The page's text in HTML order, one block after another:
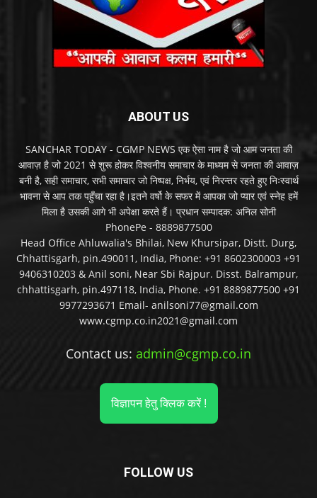
ABOUT US
SANCHAR TODAY - CGMP NEWS एक ऐसा नाम है जो आम जनता की
आवाज़ है जो 2021 से शुरू होकर विश्वनीय समाचार के माध्यम से जनता की आवाज़
बनी है, सही समाचार, सभी समाचार जो निष्पक्ष, निर्भय, एवं निरन्तर रहते हुए निःस्वार्थ
भावना से आप तक पहुँचा रहा है।इतने वर्षो के सफर में आपका जो प्यार एवं स्नेह हमें
मिला है उसकी आगे भी अपेक्षा करते हैं। प्रधान सम्पादक: अनिल सोनी
PhonePe - 8889877500
Head Office Ahluwalia's Bhilai, New Khursipar, Distt. Durg,
Chhattisgarh, pin.490011, India, Phone: +91 8602300003 +91
9406310203 & Anil soni, Near Sbi Rajpur. Disst. Balrampur,
chhattisgarh, pin.497118, India, Phone. +91 8889877500 +91
9977293671 Email- anilsoni77@gmail.com
www.cgmp.co.in2021@gmail.com
Contact us: admin@cgmp.co.in
विज्ञापन हेतु क्लिक करें !
FOLLOW US